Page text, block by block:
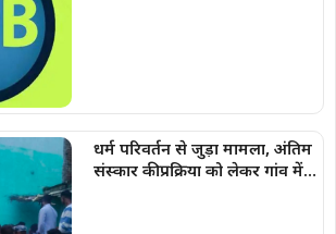
धर्म परिवर्तन से जुड़ा मामला, अंतिम
संस्कार की प्रक्रिया को लेकर गांव में